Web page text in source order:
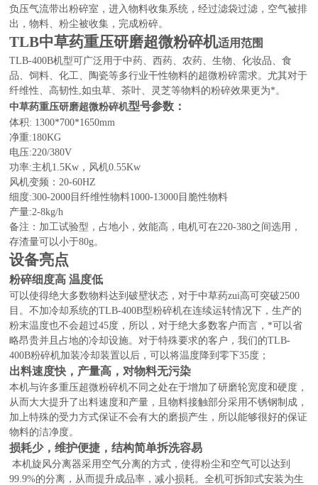
负压气流带出粉碎室，进入物料收集系统，经过滤袋过滤，空气被排
出，物料、粉尘被收集，完成粉碎。
TLB中草药重压研磨超微粉碎机适用范围
TLB-400B机型可广泛用于中药、西药、农药、生物、化妆品、食
品、饲料、化工、陶瓷等多行业干性物料的超微粉碎需求。尤其对于
纤维性、高韧性,如虫草、茶叶、灵芝等物料的粉碎效果更为*。
中草药重压研磨超微粉碎机型号参数：
体积: 1300*700*1650mm
净重:180KG
电压:220/380V
功率:主机1.5Kw，风机0.55Kw
风机变频：20-60HZ
细度:300-2000目纤维性物料1000-13000目脆性物料
产量:2-8kg/h
备注：加工试验型，占地小，效能高，电机可在220-380之间选用，
存渣量可以小于80g。
设备亮点
粉碎细度高 温度低
可以使得绝大多数物料达到破壁状态，对于中草药zui高可突破2500
目。不加冷却系统的TLB-400B型粉碎机在连续运转情况下，生产的
粉末温度也不会超过45度，所以，对于绝大多数客户而言，*可以省
略昂贵并且占地的冷却设施。对于特殊要求的客户，我们的TLB-
400B粉碎机加装冷却装置以后，可以将温度降到零下35度；
出料速度快，产量高，对物料无污染
本机与许多重压超微粉碎机不同之处在于增加了研磨轮宽度和硬度，
从而大大提升了出料速度和产量，且物料接触部分采用不锈钢制成，
加上特殊的受力方式保证不会有大的磨损产生，所以能够很好的保证
物料的洁净度。
损耗少，维护便捷，结构简单拆洗容易
本机旋风分离器采用空气分离的方式，使得粉尘和空气可以达到
99.9%的分离，从而提升成品率，减小损耗。全机可拆卸式安装为生